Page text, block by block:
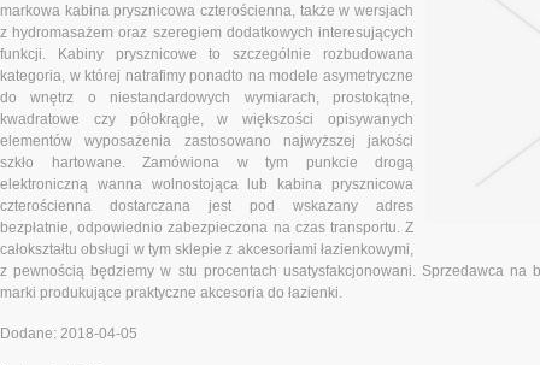
markowa kabina prysznicowa czterościenna, także w wersjach
z hydromasażem oraz szeregiem dodatkowych interesujących
funkcji. Kabiny prysznicowe to szczególnie rozbudowana
kategoria, w której natrafimy ponadto na modele asymetryczne
do wnętrz o niestandardowych wymiarach, prostokątne,
kwadratowe czy półokrągłe, w większości opisywanych
elementów wyposażenia zastosowano najwyższej jakości
szkło hartowane. Zamówiona w tym punkcie drogą
elektroniczną wanna wolnostojąca lub kabina prysznicowa
czterościenna dostarczana jest pod wskazany adres
bezpłatnie, odpowiednio zabezpieczona na czas transportu. Z
całokształtu obsługi w tym sklepie z akcesoriami łazienkowymi,
z pewnością będziemy w stu procentach usatysfakcjonowani. Sprzedawca na
marki produkujące praktyczne akcesoria do łazienki.
Dodane: 2018-04-05